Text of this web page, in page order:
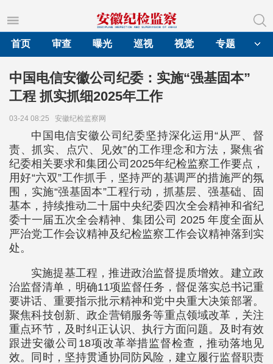
首页
审查 曝光 巡视 视觉 专题
中国电信安徽公司纪委：实施“强基固本”
工程 抓实抓细2025年工作
03-24 08:25 安徽纪检监察网
中国电信安徽公司纪委坚持深化运用“从严、督
责、抓实、点穴、见效”的工作理念和方法，聚焦省
纪委相关要求和集团公司2025年纪检监察工作要点，
用好“六双”工作抓手，坚持严的基调严的措施严的氛
围，实施“强基固本”工程行动，抓基层、强基础、固
基本，持续推动二十届中央纪委四次全会精神和省纪
委十一届五次全会精神、集团公司 2025 年度全面从
严治党工作会议精神及纪检监察工作会议精神落到实
处。
实施提基工程，推进政治监督提质增效。建立政
治监督清单，明确11项监督任务，督促落实总书记重
要讲话、重要指示批示精神和党中央重大决策部署。
聚焦科技创新、政企营销服务等重点领域改革，关注
重点环节，及时纠正认识、执行方面问题。及时有效
跟进安徽公司18项改革举措监督检查，推动落地见
效。同时，坚持贯通协同防风险，建立履行监督职责